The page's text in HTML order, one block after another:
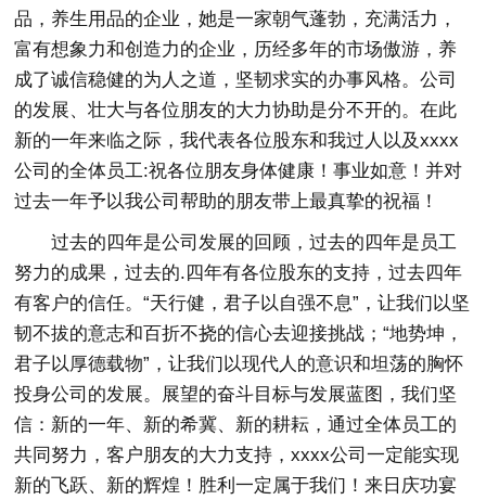
品，养生用品的企业，她是一家朝气蓬勃，充满活力，
富有想象力和创造力的企业，历经多年的市场傲游，养
成了诚信稳健的为人之道，坚韧求实的办事风格。公司
的发展、壮大与各位朋友的大力协助是分不开的。在此
新的一年来临之际，我代表各位股东和我过人以及xxxx
公司的全体员工:祝各位朋友身体健康！事业如意！并对
过去一年予以我公司帮助的朋友带上最真挚的祝福！
过去的四年是公司发展的回顾，过去的四年是员工
努力的成果，过去的.四年有各位股东的支持，过去四年
有客户的信任。“天行健，君子以自强不息”，让我们以坚
韧不拔的意志和百折不挠的信心去迎接挑战；“地势坤，
君子以厚德载物”，让我们以现代人的意识和坦荡的胸怀
投身公司的发展。展望的奋斗目标与发展蓝图，我们坚
信：新的一年、新的希冀、新的耕耘，通过全体员工的
共同努力，客户朋友的大力支持，xxxx公司一定能实现
新的飞跃、新的辉煌！胜利一定属于我们！来日庆功宴